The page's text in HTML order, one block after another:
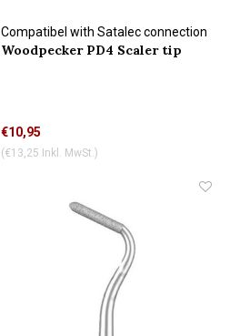
Compatibel with Satalec connection
Woodpecker PD4 Scaler tip
€10,95
(€13,25 Inkl. MwSt.)